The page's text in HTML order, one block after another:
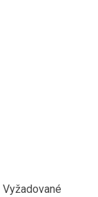
Vyžadované